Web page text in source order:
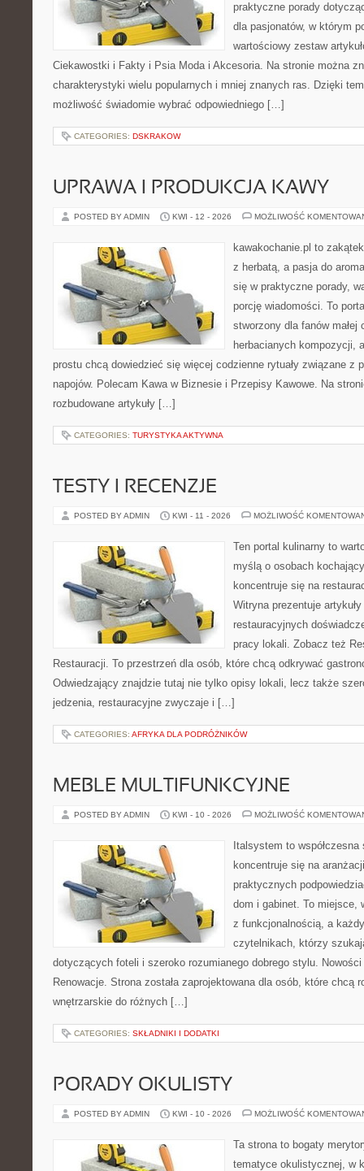
praktyczne porady
dla pasjonatów, w którym
wartościowy zestaw
Ciekawostki i Fakty i Psia Moda i Akcesoria. Na stronie można
charakterystyki wielu popularnych i mniej znanych ras. Dzięki
możliwość świadomie wybrać odpowiedniego […]
CATEGORIES: DSKRAKOW
UPRAWA I PRODUKCJA KAWY
POSTED BY ADMIN KWI - 12 - 2026 MOŻLIWOŚĆ
kawakochanie.pl to
z herbatą, a pasja do
się w praktyczne porady,
porcję wiadomości. To
stworzony dla fanów
herbacianych kompozycji,
prostu chcą dowiedzieć się więcej codzienne rytuały związane z
napojów. Polecam Kawa w Biznesie i Przepisy Kawowe. Na
rozbudowane artykuły […]
CATEGORIES: TURYSTYKA AKTYWNA
TESTY I RECENZJE
POSTED BY ADMIN KWI - 11 - 2026 MOŻLIWOŚĆ
Ten portal kulinarny to
myślą o osobach
koncentruje się na
Witryna prezentuje
restauracyjnych
pracy lokali. Zobacz też
Restauracji. To przestrzeń dla osób, które chcą odkrywać
Odwiedzający znajdzie tutaj nie tylko opisy lokali, lecz także
jedzenia, restauracyjne zwyczaje i […]
CATEGORIES: AFRYKA DLA PODRÓŻNIKÓW
MEBLE MULTIFUNKCYJNE
POSTED BY ADMIN KWI - 10 - 2026 MOŻLIWOŚĆ
Italsystem to
koncentruje się na
praktycznych
dom i gabinet. To miejsce,
z funkcjonalnością, a
czytelnikach, którzy
dotyczących foteli i szeroko rozumianego dobrego stylu.
Renowacje. Strona została zaprojektowana dla osób, które chcą
wnętrzarskie do różnych […]
CATEGORIES: SKŁADNIKI I DODATKI
PORADY OKULISTY
POSTED BY ADMIN KWI - 10 - 2026 MOŻLIWOŚĆ
Ta strona to bogaty
tematyce okulistycznej, w